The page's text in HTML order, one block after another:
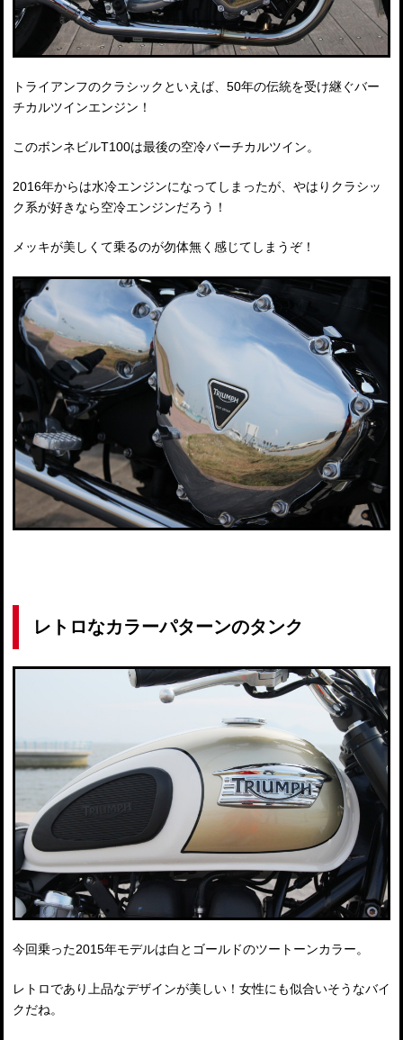
トライアンフのクラシックといえば、50年の伝統を受け継ぐバー
チカルツインエンジン！
このボンネビルT100は最後の空冷バーチカルツイン。
2016年からは水冷エンジンになってしまったが、やはりクラシッ
ク系が好きなら空冷エンジンだろう！
メッキが美しくて乗るのが勿体無く感じてしまうぞ！
レトロなカラーパターンのタンク
今回乗った2015年モデルは白とゴールドのツートーンカラー。
レトロであり上品なデザインが美しい！女性にも似合いそうなバイ
クだね。